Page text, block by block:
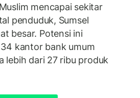
mencapai sekitar
penduduk, Sumsel
besar. Potensi ini
kantor bank umum
lebih dari 27 ribu produk